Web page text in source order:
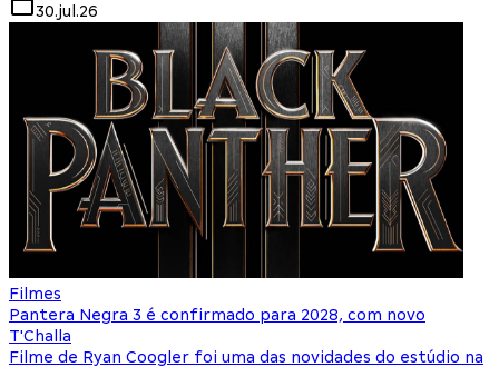
30.jul.26
Filmes
Pantera Negra 3 é confirmado para 2028, com novo
T'Challa
Filme de Ryan Coogler foi uma das novidades do estúdio na